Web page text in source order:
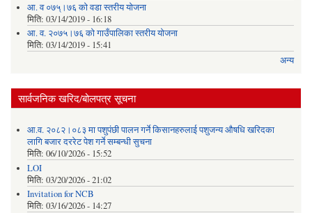
आ. व ०७५्।७६ को वडा स्तरीय योजना
मिति: 03/14/2019 - 16:18
आ. व. २०७५।७६ को गाउँपालिका स्तरीय योजना
मिति: 03/14/2019 - 15:41
अन्य
सार्वजनिक खरिद/बोलपत्र सूचना
आ.व. २०८२।०८३ मा पशुपंछी पालन गर्ने किसानहरुलाई पशुजन्य औषधि खरिदका
लागि बजार दररेट पेश गर्ने सम्बन्धी सुचना
मिति: 06/10/2026 - 15:52
LOI
मिति: 03/20/2026 - 21:02
Invitation for NCB
मिति: 03/16/2026 - 14:27